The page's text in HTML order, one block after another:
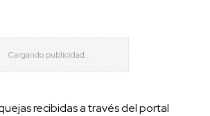
recibidas a través del portal